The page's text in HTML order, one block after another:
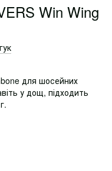
Win Wing
для шосейних
у дощ, підходить